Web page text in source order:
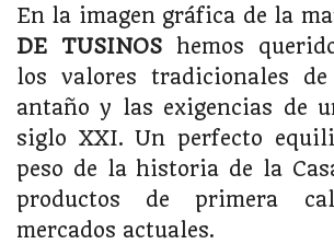
En la imagen gráfica de la
DE TUSINOS hemos
los valores tradicionales de
antaño y las exigencias de
siglo XXI. Un perfecto
peso de la historia de la
productos de primera
mercados actuales.